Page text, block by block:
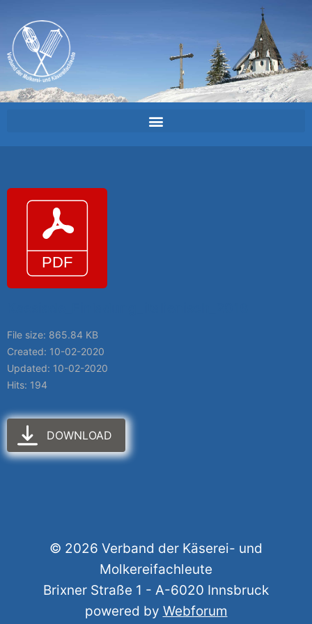
File size: 865.84 KB
Created: 10-02-2020
Updated: 10-02-2020
Hits: 194
DOWNLOAD
© 2026 Verband der Käserei- und
Molkereifachleute
Brixner Straße 1 - A-6020 Innsbruck
powered by Webforum